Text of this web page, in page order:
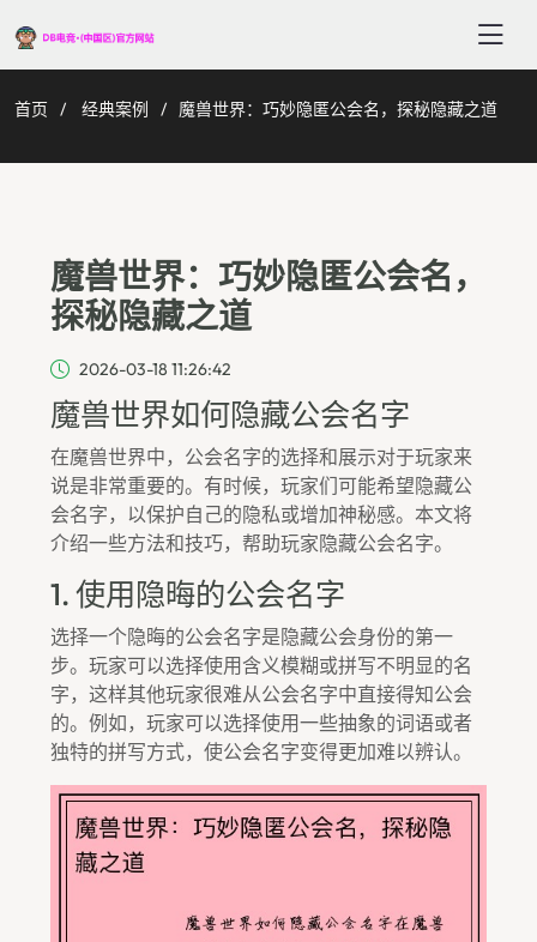
首页 经典案例 魔兽世界：巧妙隐匿公会名，探秘隐藏之道
魔兽世界：巧妙隐匿公会名，
探秘隐藏之道
2026-03-18 11:26:42
魔兽世界如何隐藏公会名字
在魔兽世界中，公会名字的选择和展示对于玩家来
说是非常重要的。有时候，玩家们可能希望隐藏公
会名字，以保护自己的隐私或增加神秘感。本文将
介绍一些方法和技巧，帮助玩家隐藏公会名字。
1. 使用隐晦的公会名字
选择一个隐晦的公会名字是隐藏公会身份的第一
步。玩家可以选择使用含义模糊或拼写不明显的名
字，这样其他玩家很难从公会名字中直接得知公会
的。例如，玩家可以选择使用一些抽象的词语或者
独特的拼写方式，使公会名字变得更加难以辨认。